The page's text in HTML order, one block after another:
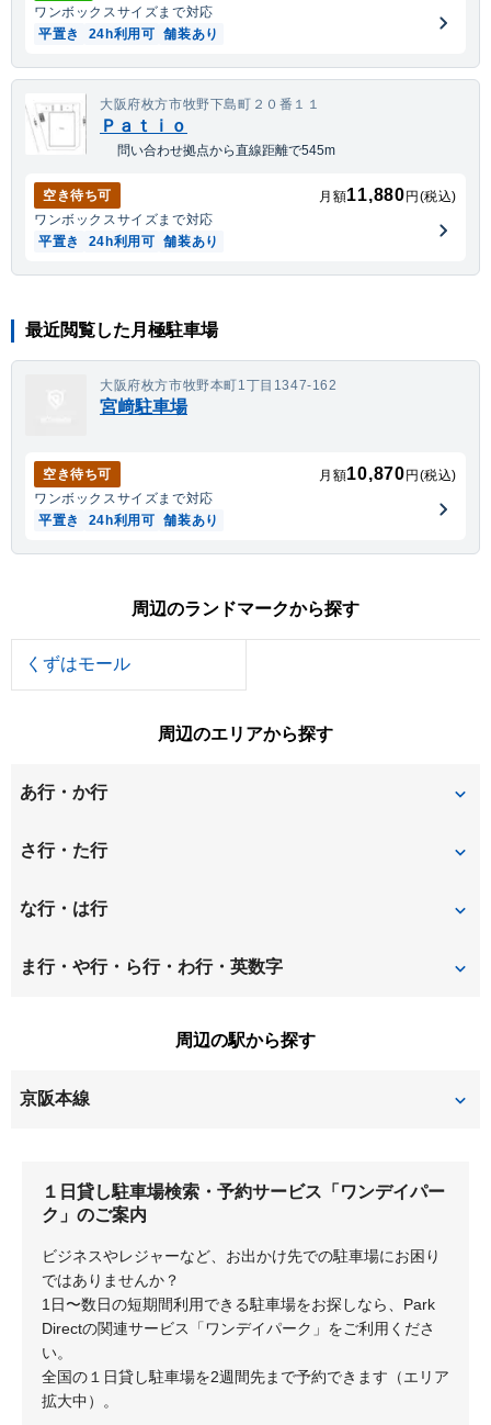
ワンボックスサイズまで対応
平置き
24h利用可 舗装あり
大阪府枚方市牧野下島町２０番１１
Ｐａｔｉｏ
問い合わせ拠点から直線距離で545m
空き待ち可 月額11,880 円(税込)
ワンボックスサイズまで対応
平置き
24h利用可 舗装あり
最近閲覧した月極駐車場
大阪府枚方市牧野本町1丁目1347-162
宮﨑駐車場
空き待ち可 月額10,870 円(税込)
ワンボックスサイズまで対応
平置き
24h利用可 舗装あり
周辺のランドマークから探す
くずはモール
周辺のエリアから探す
あ行・か行
磯島茶屋町
甲斐田町
御殿山町
さ行・た行
招提中町
招提南町 招提元町
出屋敷元町
な行・は行
中宮西之町 中宮東之町
東山
ま行・や行・ら行・わ行・英数字
周辺の駅から探す
京阪本線
牧野
１日貸し駐車場検索・予約サービス「ワンデイパー
ク」のご案内
ビジネスやレジャーなど、お出かけ先での駐車場にお困り
ではありませんか？
1日〜数日の短期間利用できる駐車場をお探しなら、Park
Directの関連サービス「ワンデイパーク」をご利用くださ
い。
全国の１日貸し駐車場を2週間先まで予約できます（エリア
拡大中）。